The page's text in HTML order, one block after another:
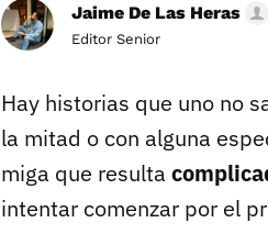
Jaime De Las Heras
Editor Senior
Hay historias que uno no
la mitad o con alguna
miga que resulta
intentar comenzar por el